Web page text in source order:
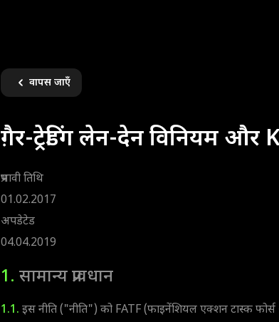
वापस जाएँ
ग़ैर-ट्रेडिंग लेन-देन विनियम और
प्रभावी तिथि
01.02.2017
अपडेटेड
04.04.2019
1. सामान्य प्रावधान
1.1. इस नीति ("नीति") को FATF (फाइनेंशियल एक्शन टास्क